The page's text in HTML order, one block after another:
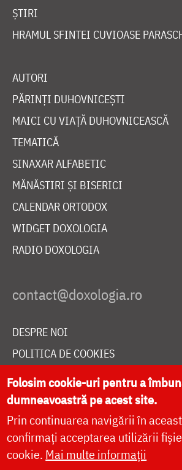
ȘTIRI
HRAMUL SFINTEI CUVIOASE
AUTORI
PĂRINȚI DUHOVNICEȘTI
MAICI CU VIAȚĂ DUHOVNICEASCĂ
TEMATICĂ
SINAXAR ALFABETIC
MĂNĂSTIRI ȘI BISERICI
CALENDAR ORTODOX
WIDGET DOXOLOGIA
RADIO DOXOLOGIA
DESPRE NOI
POLITICA DE COOKIES
DONEAZĂ ONLINE PENTRU
LIVE
Folosim cookie-uri pentru a
dumneavoastră pe acest site.
Prin continuarea navigării în
confirmați acceptarea utilizării
cookie. Mai multe informații